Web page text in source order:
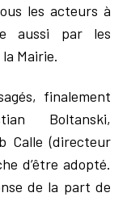
les acteurs à
aussi par les
Mairie.
finalement
Boltanski,
Calle (directeur
d’être adopté.
de la part de